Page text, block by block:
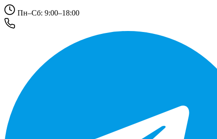
Пн–Сб: 9:00–18:00